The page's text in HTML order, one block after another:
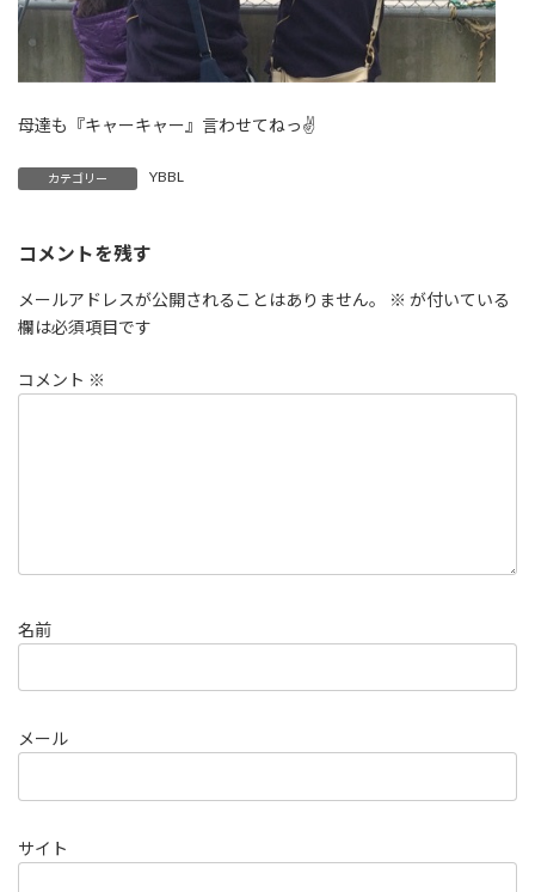
母達も『キャーキャー』言わせてねっ✌️
カテゴリー YBBL
コメントを残す
メールアドレスが公開されることはありません。 ※ が付いている
欄は必須項目です
コメント ※
名前
メール
サイト